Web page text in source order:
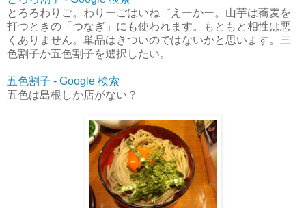
とろろわりご。わりーごはいね゛えーかー。山芋は蕎麦を
打つときの「つなぎ」にも使われます。もともと相性は悪
くありません。単品はきついのではないかと思います。三
色割子か五色割子を選択したい。
五色割子 - Google 検索
五色は島根しか店がない？